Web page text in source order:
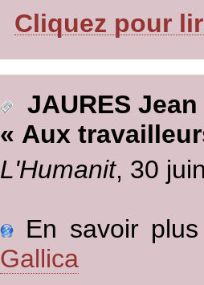
Cliquez pour
JAURES Jean
« Aux
L'Humanit, 30
En savoir
Gallica